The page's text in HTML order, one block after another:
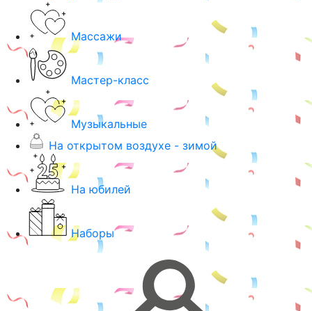
Массажи
Мастер-класс
Музыкальные
На открытом воздухе - зимой
На юбилей
Наборы